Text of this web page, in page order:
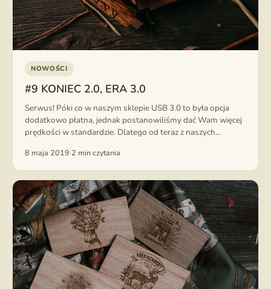
NOWOŚCI
#9 KONIEC 2.0, ERA 3.0
Serwus! Póki co w naszym sklepie USB 3.0 to była opcja
dodatkowo płatna, jednak postanowiliśmy dać Wam więcej
prędkości w standardzie. Dlatego od teraz z naszych
8 maja 2019·2 min czytania